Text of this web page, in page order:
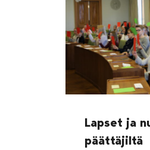
Lapset ja
päättäjiltä